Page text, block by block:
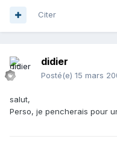
Citer
didier
Posté(e) 15 mars
salut,
Perso, je pencherais pour